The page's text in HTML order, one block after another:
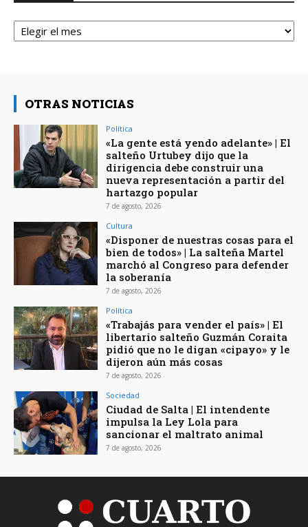
Archivos
OTRAS NOTICIAS
Política
«La gente está yendo adelante» | El
salteño Urtubey dijo que la
dirigencia debe construir una
nueva representación a partir del
hartazgo popular
7 de agosto, 2026
Cultura
«Disponer de nuestras cosas para el
bien de todos» | La salteña Martel
marchó al Congreso para defender
la soberanía
7 de agosto, 2026
Política
«Trabajás para vender el país» | El
libertario salteño Guzmán Coraita
pidió que no le digan «cipayo» y le
dijeron aún más cosas
7 de agosto, 2026
Sociedad
Ciudad de Salta | El intendente
impulsa la Ley Lola para
sancionar el maltrato animal
7 de agosto, 2026